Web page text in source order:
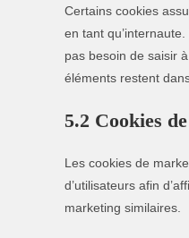
Certains cookies
en tant
pas besoin de saisir
éléments restent
5.2 Cookies
Les cookies de
d’utilisateurs afin
marketing similaires.